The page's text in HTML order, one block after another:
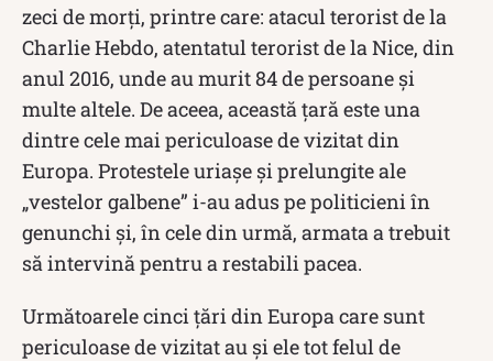
zeci de morți, printre care: atacul terorist de la
Charlie Hebdo, atentatul terorist de la Nice, din
anul 2016, unde au murit 84 de persoane și
multe altele. De aceea, această țară este una
dintre cele mai periculoase de vizitat din
Europa. Protestele uriașe și prelungite ale
„vestelor galbene” i-au adus pe politicieni în
genunchi și, în cele din urmă, armata a trebuit
să intervină pentru a restabili pacea.
Următoarele cinci țări din Europa care sunt
periculoase de vizitat au și ele tot felul de